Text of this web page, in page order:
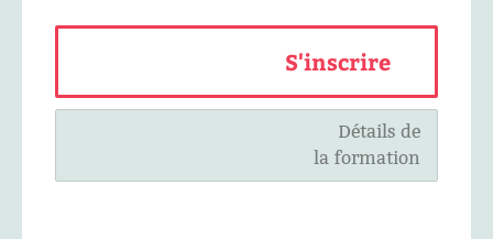
S'inscrire
Détails de
la formation